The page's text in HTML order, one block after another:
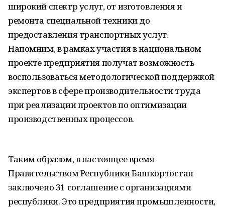
широкий спектр услуг, от изготовления и
ремонта специальной техники до
предоставления транспортных услуг.
Напомним, в рамках участия в национальном
проекте предприятия получат возможность
воспользоваться методологической поддержкой
экспертов в сфере производительности труда
при реализации проектов по оптимизации
производственных процессов.
Таким образом, в настоящее время
Правительством Республики Башкортостан
заключено 31 соглашение с организациями
республики. Это предприятия промышленности,